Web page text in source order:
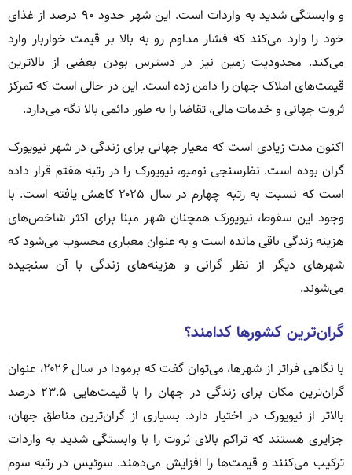
و وابستگی شدید به واردات است. این شهر حدود ۹۰ درصد از غذای
خود را وارد می‌کند که فشار مداوم رو به بالا بر قیمت خواربار وارد
می‌کند. محدودیت زمین نیز در دسترس بودن بعضی از بالاترین
قیمت‌های املاک جهان را دامن زده است. این در حالی است که تمرکز
ثروت جهانی و خدمات مالی، تقاضا را به طور دائمی بالا نگه می‌دارد.
اکنون مدت زیادی است که معیار جهانی برای زندگی در شهر نیویورک
گران بوده است. نظرسنجی نومبو، نیویورک را در رتبه هفتم قرار داده
است که نسبت به رتبه چهارم در سال ۲۰۲۵ کاهش یافته است. با
وجود این سقوط، نیویورک همچنان شهر مبنا برای اکثر شاخص‌های
هزینه زندگی باقی مانده است و به عنوان معیاری محسوب می‌شود که
شهرهای دیگر از نظر گرانی و هزینه‌های زندگی با آن سنجیده
می‌شوند.
گران‌ترین کشورها کدامند؟
با نگاهی فراتر از شهرها، می‌توان گفت که برمودا در سال ۲۰۲۶، عنوان
گران‌ترین مکان برای زندگی در جهان را با قیمت‌هایی ۲۳.۵ درصد
بالاتر از نیویورک در اختیار دارد. بسیاری از گران‌ترین مناطق جهان،
جزایری هستند که تراکم بالای ثروت را با وابستگی شدید به واردات
ترکیب می‌کنند و قیمت‌ها را افزایش می‌دهند. سوئیس در رتبه سوم